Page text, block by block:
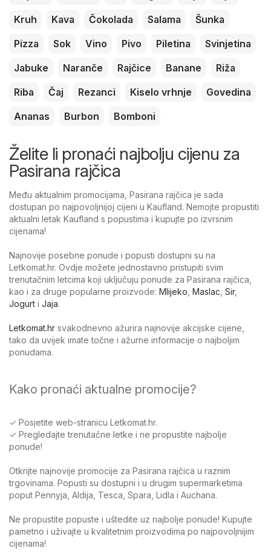
Kruh
Kava Čokolada Salama
Šunka
Pizza
Sok Vino Pivo Piletina
Svinjetina
Jabuke
Naranče Rajčice Banane
Riža
Riba
Čaj Rezanci Kiselo vrhnje
Govedina
Ananas
Burbon Bomboni
Želite li pronaći najbolju cijenu za
Pasirana rajčica
Među aktualnim promocijama, Pasirana rajčica je sada
dostupan po najpovoljnijoj cijeni u Kaufland. Nemojte propustiti
aktualni letak Kaufland s popustima i kupujte po izvrsnim
cijenama!
Najnovije posebne ponude i popusti dostupni su na
Letkomat.hr. Ovdje možete jednostavno pristupiti svim
trenutačnim letcima koji uključuju ponude za Pasirana rajčica,
kao i za druge popularne proizvode: Mlijeko Maslac Sir,
Jogurt i Jaja.
Letkomat.hr svakodnevno ažurira najnovije akcijske cijene,
tako da uvijek imate točne i ažurne informacije o najboljim
ponudama.
Kako pronaći aktualne promocije?
✓ Posjetite web-stranicu Letkomat.hr.
✓ Pregledajte trenutačne letke i ne propustite najbolje
ponude!
Otkrijte najnovije promocije za Pasirana rajčica u raznim
trgovinama. Popusti su dostupni i u drugim supermarketima
poput Pennyja, Aldija, Tesca, Spara, Lidla i Auchana.
Ne propustite popuste i uštedite uz najbolje ponude! Kupujte
pametno i uživajte u kvalitetnim proizvodima po najpovoljnijim
cijenama!